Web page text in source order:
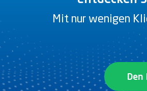
DER WEBSITE IM
Mit nur wenigen
Den